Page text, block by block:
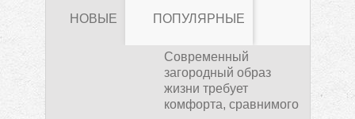
НОВЫЕ ПОПУЛЯРНЫЕ
Современный
загородный образ
жизни требует
комфорта, сравнимого